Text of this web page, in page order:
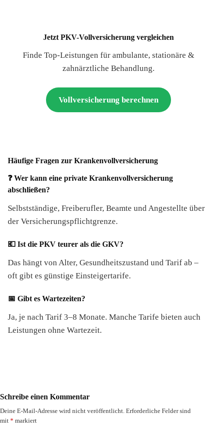
Jetzt PKV-Vollversicherung vergleichen
Finde Top-Leistungen für ambulante, stationäre &
zahnärztliche Behandlung.
Vollversicherung berechnen
Häufige Fragen zur Krankenvollversicherung
❓ Wer kann eine private Krankenvollversicherung
abschließen?
Selbstständige, Freiberufler, Beamte und Angestellte über
der Versicherungspflichtgrenze.
💶 Ist die PKV teurer als die GKV?
Das hängt von Alter, Gesundheitszustand und Tarif ab –
oft gibt es günstige Einsteigertarife.
📅 Gibt es Wartezeiten?
Ja, je nach Tarif 3–8 Monate. Manche Tarife bieten auch
Leistungen ohne Wartezeit.
Schreibe einen Kommentar
Deine E-Mail-Adresse wird nicht veröffentlicht. Erforderliche Felder sind
mit * markiert